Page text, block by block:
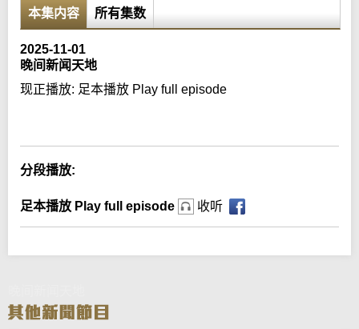
本集内容 所有集数
2025-11-01
晚间新闻天地
现正播放: 足本播放 Play full episode
分段播放:
足本播放 Play full episode 收听